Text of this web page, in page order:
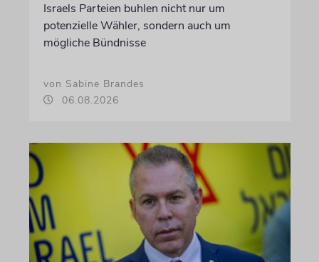
Israels Parteien buhlen nicht nur um
potenzielle Wähler, sondern auch um
mögliche Bündnisse
von Sabine Brandes
06.08.2026